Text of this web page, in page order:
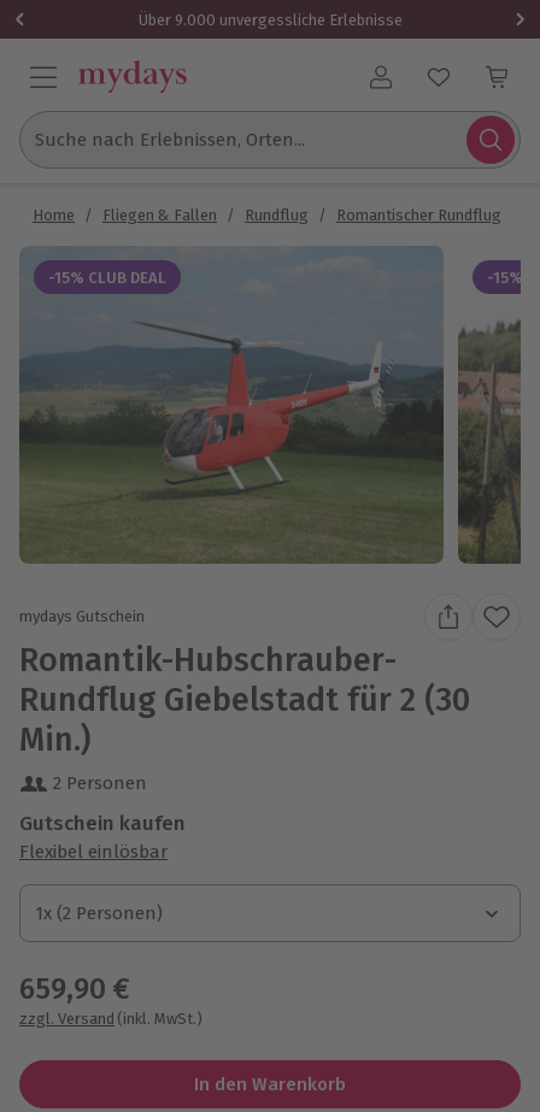
Über 9.000 unvergessliche Erlebnisse
Benutzerkonto
Suche nach Erlebnissen, Orten...
Home / Fliegen & Fallen / Rundflug / Romantischer Rundflug
-15% CLUB DEAL -15%
mydays Gutschein
Romantik-Hubschrauber-
Rundflug Giebelstadt für 2 (30
Min.)
2 Personen
Gutschein kaufen
Flexibel einlösbar
1x (2 Personen)
1x (2 Personen)
1x (2 Personen)
659,90 €
zzgl. Versand (inkl. MwSt.)
In den Warenkorb